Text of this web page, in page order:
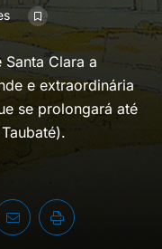
Clara a
e extraordinária
se prolongará até